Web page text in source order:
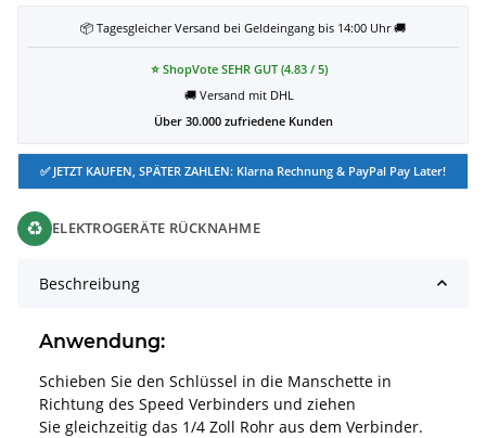
📦 Tagesgleicher Versand bei Geldeingang bis 14:00 Uhr 🚚
⭐ ShopVote SEHR GUT (4.83 / 5)
🚚 Versand mit DHL
Über 30.000 zufriedene Kunden
✅ JETZT KAUFEN, SPÄTER ZAHLEN: Klarna Rechnung & PayPal Pay Later!
♻ ELEKTROGERÄTE RÜCKNAHME
Beschreibung
Anwendung:
Schieben Sie den Schlüssel in die Manschette in
Richtung des Speed Verbinders und ziehen
Sie gleichzeitig das 1/4 Zoll Rohr aus dem Verbinder.